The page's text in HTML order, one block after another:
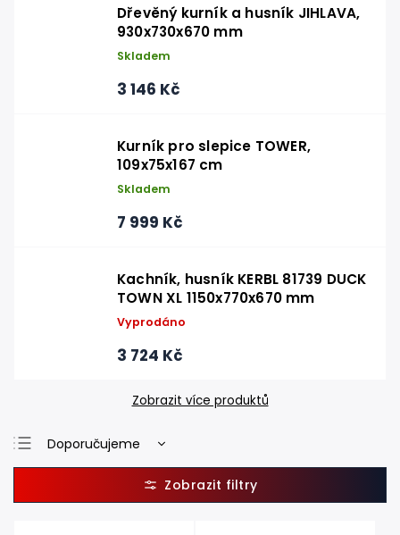
Dřevěný kurník a husník JIHLAVA,
930x730x670 mm
Skladem
3 146 Kč
Kurník pro slepice TOWER,
109x75x167 cm
Skladem
7 999 Kč
Kachník, husník KERBL 81739 DUCK
TOWN XL 1150x770x670 mm
Vyprodáno
3 724 Kč
Zobrazit více produktů
Doporučujeme
Nejlevnější
Nejdražší